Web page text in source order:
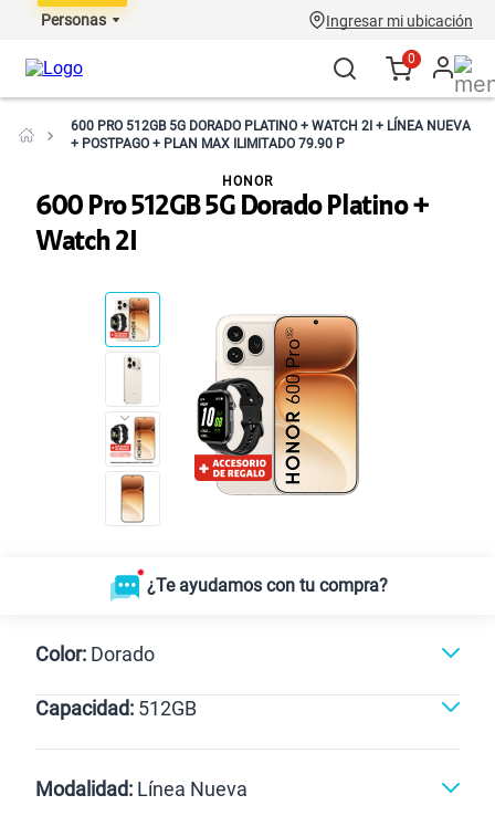
Personas Ingresar mi ubicación
0
600 PRO 512GB 5G DORADO PLATINO + WATCH 2I + LÍNEA NUEVA
+ POSTPAGO + PLAN MAX ILIMITADO 79.90 P
600 Pro 512GB 5G Dorado Platino +
Watch 2I
HONOR
¿Te ayudamos con tu compra?
Color: Dorado
Capacidad: 512GB
512GB
Modalidad: Línea Nueva